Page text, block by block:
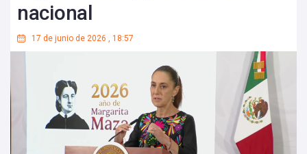
nacional
17 de junio de 2026 , 18:57